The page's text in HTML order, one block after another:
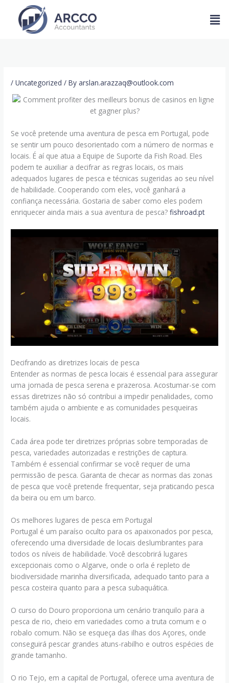
content
/Uncategorized / Byarslan.arazzaq@outlook.com
Se você pretende uma aventura de pesca em Portugal, pode
se sentir um pouco desorientado com a número de normas e
locais. É aí que atua a Equipe de Suporte da Fish Road. Eles
podem te auxiliar a decifrar as regras locais, os mais
adequados lugares de pesca e técnicas sugeridas ao seu nível
de habilidade. Cooperando com eles, você ganhará a
confiança necessária. Gostaria de saber como eles podem
enriquecer ainda mais a sua aventura de pesca?fishroad.pt
Decifrando as diretrizes locais de pesca
Entender as normas de pesca locais é essencial para assegurar
uma jornada de pesca serena e prazerosa. Acostumar-se com
essas diretrizes não só contribui a impedir penalidades, como
também ajuda o ambiente e as comunidades pesqueiras
locais.
Cada área pode ter diretrizes próprias sobre temporadas de
pesca, variedades autorizadas e restrições de captura.
Também é essencial confirmar se você requer de uma
permissão de pesca. Garanta de checar as normas das zonas
de pesca que você pretende frequentar, seja praticando pesca
da beira ou em um barco.
Os melhores lugares de pesca em Portugal
Portugal é um paraíso oculto para os apaixonados por pesca,
oferecendo uma diversidade de locais deslumbrantes para
todos os níveis de habilidade. Você descobrirá lugares
excepcionais como o Algarve, onde o orla é repleto de
biodiversidade marinha diversificada, adequado tanto para a
pesca costeira quanto para a pesca subaquática.
O curso do Douro proporciona um cenário tranquilo para a
pesca de rio, cheio em variedades como a truta comum e o
robalo comum. Não se esqueça das ilhas dos Açores, onde
conseguirá pescar grandes atuns-rabilho e outros espécies de
grande tamanho.
O rio Tejo, em a capital de Portugal, oferece uma aventura de